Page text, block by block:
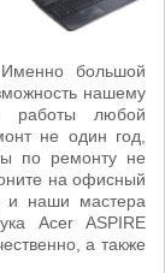
большой
нашему
работы любой
не один год,
по ремонту не
на офисный
и наши мастера
Acer ASPIRE
а также